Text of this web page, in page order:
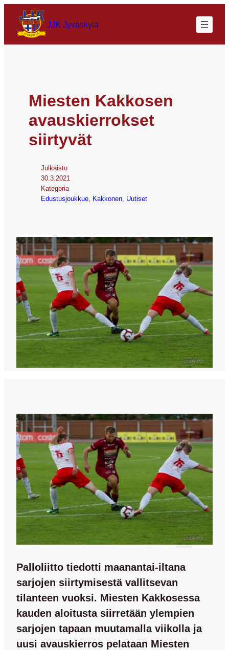
JJK Jyväskylä
Miesten Kakkosen
avauskierrokset
siirtyvät
Julkaistu
30.3.2021
Kategoria
Edustusjoukkue Kakkonen Uutiset
Palloliitto tiedotti maanantai-iltana
sarjojen siirtymisestä vallitsevan
tilanteen vuoksi. Miesten Kakkosessa
kauden aloitusta siirretään ylempien
sarjojen tapaan muutamalla viikolla ja
uusi avauskierros pelataan Miesten